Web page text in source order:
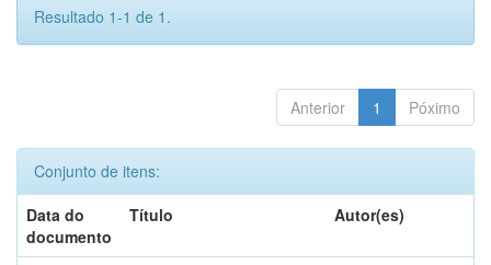
Resultado 1-1 de 1.
Anterior 1 Póximo
Conjunto de itens:
Data do
documento
Título Autor(es)